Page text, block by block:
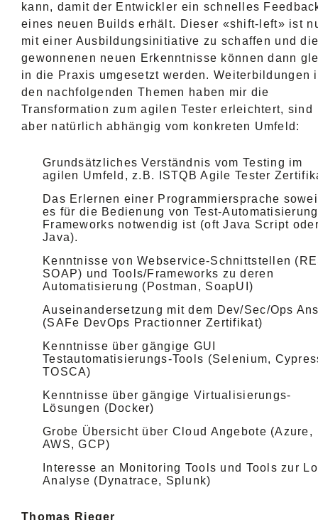
kann, damit der Entwickler ein schnelles
eines neuen Builds erhält. Dieser «shift-left» ist
mit einer Ausbildungsinitiative zu schaffen und
gewonnenen neuen Erkenntnisse können dann
in die Praxis umgesetzt werden. Weiterbildungen
den nachfolgenden Themen haben mir die
Transformation zum agilen Tester erleichtert, sind
aber natürlich abhängig vom konkreten Umfeld:
Grundsätzliches Verständnis vom Testing im
agilen Umfeld, z.B. ISTQB Agile Tester
Das Erlernen einer Programmiersprache
es für die Bedienung von Test-
Frameworks notwendig ist (oft Java Script
Java).
Kenntnisse von Webservice-Schnittstellen
SOAP) und Tools/Frameworks zu deren
Automatisierung (Postman, SoapUI)
Auseinandersetzung mit dem Dev/Sec/Ops
(SAFe DevOps Practionner Zertifikat)
Kenntnisse über gängige GUI
Testautomatisierungs-Tools (Selenium,
TOSCA)
Kenntnisse über gängige Virtualisierungs-
Lösungen (Docker)
Grobe Übersicht über Cloud Angebote (Azure,
AWS, GCP)
Interesse an Monitoring Tools und Tools zur
Analyse (Dynatrace, Splunk)
Thomas Rieger